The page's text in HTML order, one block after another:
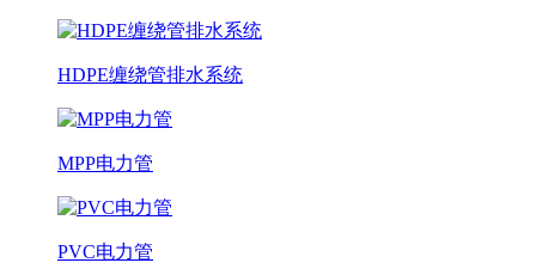
HDPE缠绕管排水系统
MPP电力管
PVC电力管